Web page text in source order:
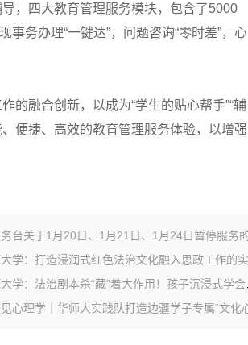
，四大教育管理服务模块，包含了5000
务办理“一键达”，问题咨询“零时差”，心
融合创新，以成为“学生的贴心帮手”“辅
便捷、高效的教育管理服务体验，以增强